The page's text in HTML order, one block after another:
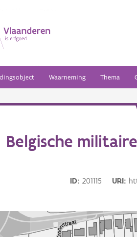
Waarneming Thema
Belgische
ID
201115 URI